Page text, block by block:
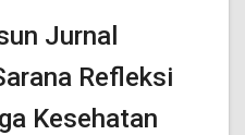
Jurnal
Refleksi
Kesehatan